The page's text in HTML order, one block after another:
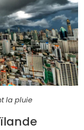
la pluie